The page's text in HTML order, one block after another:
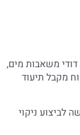
דודי משאבות מים,
מקבל תיעוד
לביצוע ניקוי